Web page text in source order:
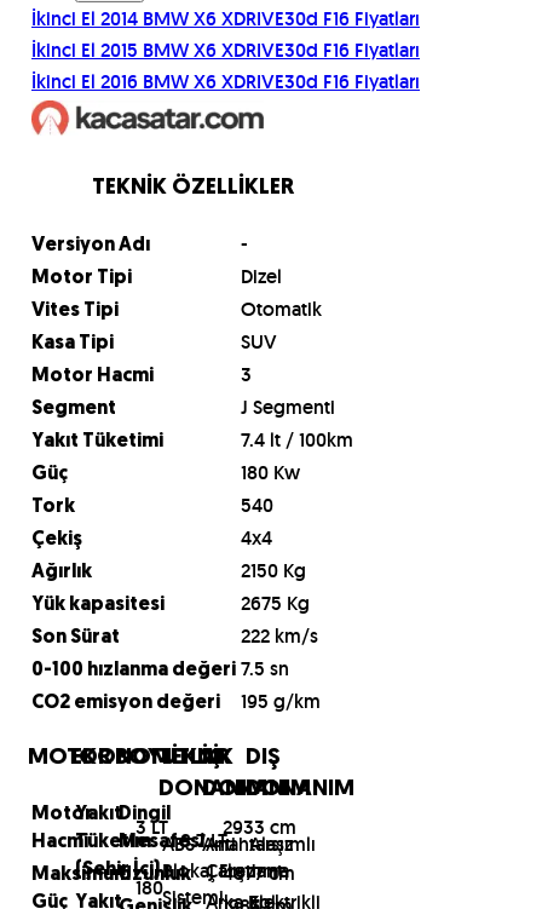
İkinci El 2014 BMWX6 XDRIVE30d F16 Fiyatları
İkinci El 2015 BMWX6 XDRIVE30d F16 Fiyatları
İkinci El 2016 BMWX6 XDRIVE30d F16 Fiyatları
TEKNİK ÖZELLİKLER
Versiyon Adı -
Motor Tipi Dizel
Vites Tipi Otomatik
Kasa Tipi SUV
Motor Hacmi 3
Segment J Segmenti
Yakıt Tüketimi 7.4 lt / 100km
Güç 180 Kw
Tork 540
Çekiş 4x4
Ağırlık 2150 Kg
Yük kapasitesi 2675 Kg
Son Sürat 222 km/s
0-100 hızlanma değeri 7.5 sn
CO2 emisyon değeri 195 g/km
MOTOR
Motor
Hacmi
3 LT
Maksimum
Güç
180
EKONOMİ
Yakıt
Tüketim
(Şehir İçi)
8.7 LT
Yakıt
BOYUTLAR
Dingil
Mesafesi
2933 cm
Uzunluk 4877 cm
TEKNİK
DONANIM
ABS-Anti
Blokaj Fren
Sistemi
İÇ
DONANIM
Anahtarsız
Çalıştırma
Arka Kol
DIŞ
DONANIM
Alaşımlı
Jant
Elektrikli